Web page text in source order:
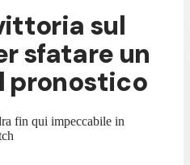
sul
sfatare un
pronostico
fin qui impeccabile in